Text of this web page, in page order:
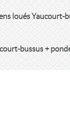
loués Yaucourt-
bussus +